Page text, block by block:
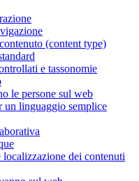
(content type)
e tassonomie
le persone sul web
un linguaggio semplice
dei contenuti